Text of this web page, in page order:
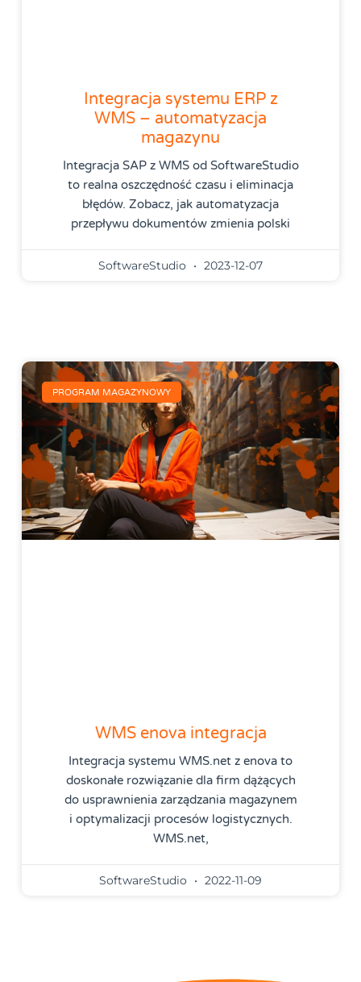
Integracja systemu ERP z
WMS – automatyzacja
magazynu
Integracja SAP z WMS od SoftwareStudio
to realna oszczędność czasu i eliminacja
błędów. Zobacz, jak automatyzacja
przepływu dokumentów zmienia polski
SoftwareStudio 2023-12-07
PROGRAM MAGAZYNOWY
WMS enova integracja
Integracja systemu WMS.net z enova to
doskonałe rozwiązanie dla firm dążących
do usprawnienia zarządzania magazynem
i optymalizacji procesów logistycznych.
WMS.net,
SoftwareStudio 2022-11-09